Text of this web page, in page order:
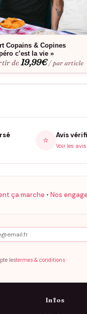
Copains & Copines
c’est la vie »
de19,99€ / par article
⭐ Avis
Voir les avis
ça marche • Nos
lestermes & conditions
Infos